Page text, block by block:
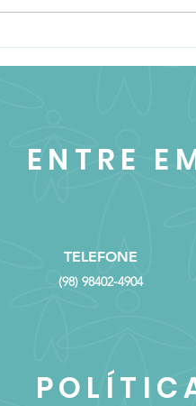
manguezais
ENTRE
TELEFONE
(98) 98402-4904